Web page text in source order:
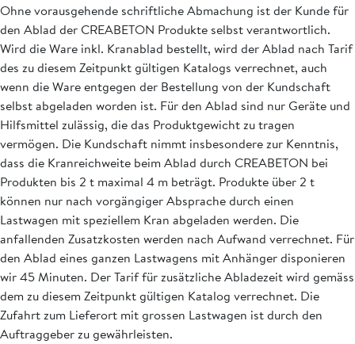
Ohne vorausgehende schriftliche Abmachung ist der Kunde für
den Ablad der CREABETON Produkte selbst verantwortlich.
Wird die Ware inkl. Kranablad bestellt, wird der Ablad nach Tarif
des zu diesem Zeitpunkt gültigen Katalogs verrechnet, auch
wenn die Ware entgegen der Bestellung von der Kundschaft
selbst abgeladen worden ist. Für den Ablad sind nur Geräte und
Hilfsmittel zulässig, die das Produktgewicht zu tragen
vermögen. Die Kundschaft nimmt insbesondere zur Kenntnis,
dass die Kranreichweite beim Ablad durch CREABETON bei
Produkten bis 2 t maximal 4 m beträgt. Produkte über 2 t
können nur nach vorgängiger Absprache durch einen
Lastwagen mit speziellem Kran abgeladen werden. Die
anfallenden Zusatzkosten werden nach Aufwand verrechnet. Für
den Ablad eines ganzen Lastwagens mit Anhänger disponieren
wir 45 Minuten. Der Tarif für zusätzliche Abladezeit wird gemäss
dem zu diesem Zeitpunkt gültigen Katalog verrechnet. Die
Zufahrt zum Lieferort mit grossen Lastwagen ist durch den
Auftraggeber zu gewährleisten.